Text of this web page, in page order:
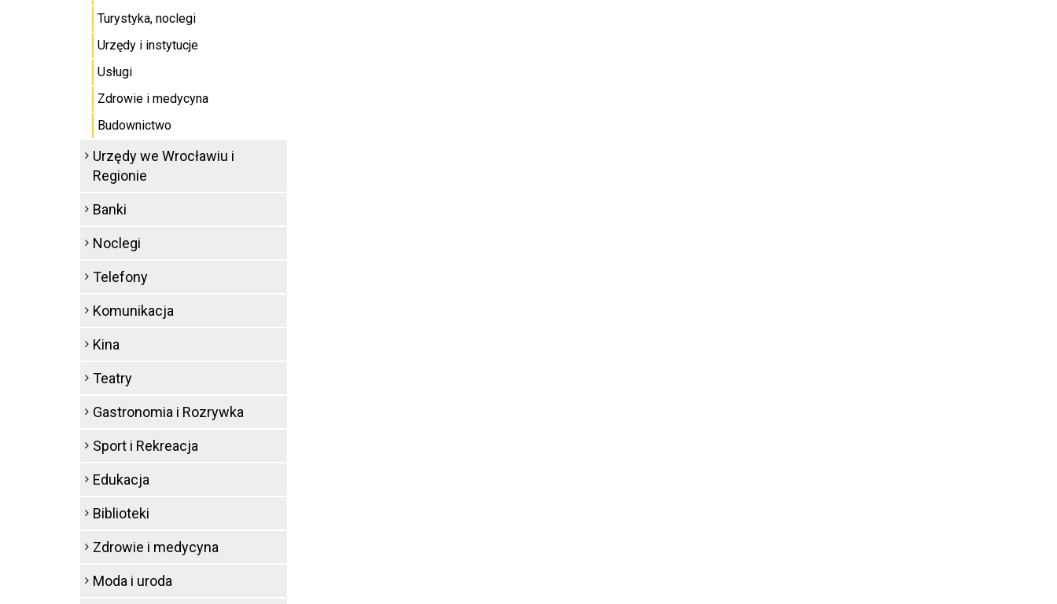
Turystyka, noclegi
Urzędy i instytucje
Usługi
Zdrowie i medycyna
Budownictwo
Urzędy we Wrocławiu i
Regionie
Banki
Noclegi
Telefony
Komunikacja
Kina
Teatry
Gastronomia i Rozrywka
Sport i Rekreacja
Edukacja
Biblioteki
Zdrowie i medycyna
Moda i uroda